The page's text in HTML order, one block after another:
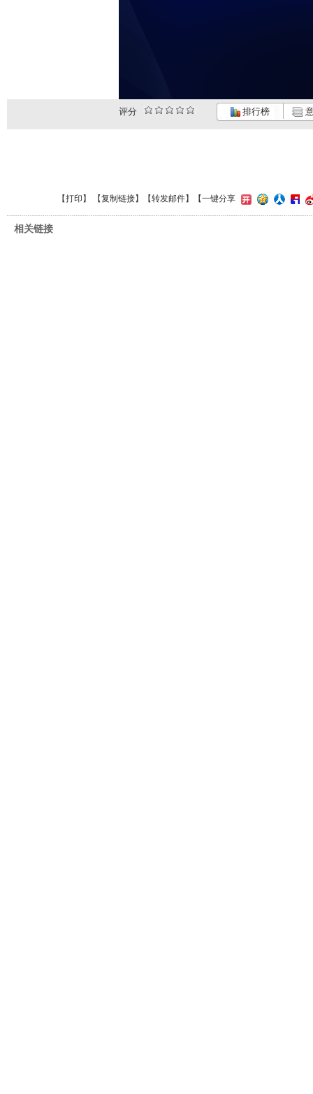
评分 排行榜
【打印 】 【复制链接】【转发邮件】 【一键分享
相关链接